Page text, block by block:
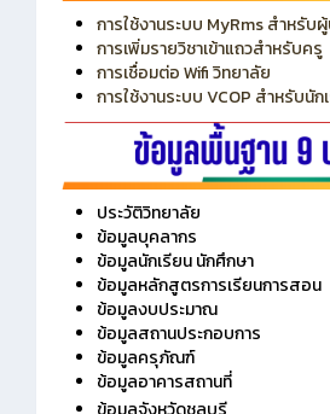
การใช้งานระบบ MyRms สำหรับ
การเพิ่มรายวิชาเข้าแถวสำหรับครู
การเชื่อมต่อ Wifi วิทยาลัย
การใช้งานระบบ VCOP สำหรับนัก
ประวัติวิทยาลัย
ข้อมูลบุคลากร
ข้อมูลนักเรียน นักศึกษา
ข้อมูลหลักสูตรการเรียนการสอน
ข้อมูลงบประมาณ
ข้อมูลสถานประกอบการ
ข้อมูลครุภัณฑ์
ข้อมูลอาคารสถานที่